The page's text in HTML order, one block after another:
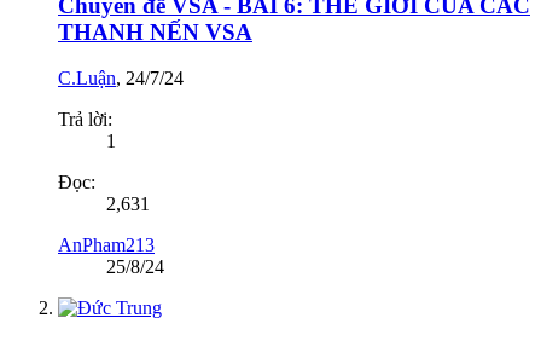
THANH NẾN VSA
C.Luận, 24/7/24
Trả lời:
1
Đọc:
2,631
AnPham213
25/8/24